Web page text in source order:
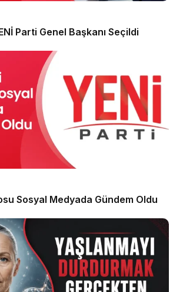
Parti Genel Başkanı Seçildi
Sosyal Medyada Gündem Oldu